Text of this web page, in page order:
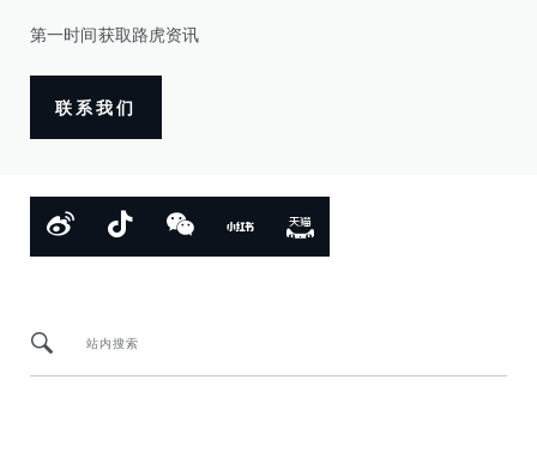
第一时间获取路虎资讯
联系我们
站内搜索